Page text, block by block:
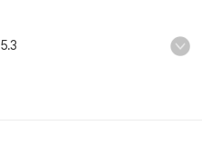
5.3